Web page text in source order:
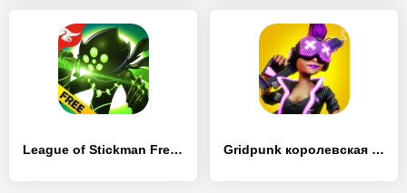
League of Stickman Free – Shadow legends (Dreamsky) Gridpunk королевская битва